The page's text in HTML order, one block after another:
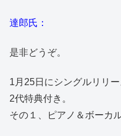
達郎氏：
是非どうぞ。
1月25日にシングルリリ
2代特典付き。
その１、ピアノ＆ボーカ